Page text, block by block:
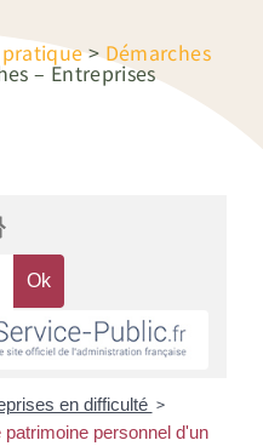
pratique>Démarches
– Entreprises
en difficulté >
patrimoine personnel d'un